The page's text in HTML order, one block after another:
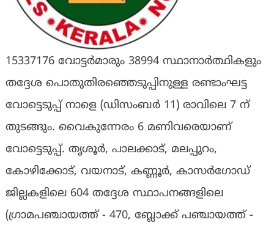
15337176 വോട്ടർമാരും 38994 സ്ഥാനാർത്ഥികളും
തദ്ദേശ പൊതുതിരഞ്ഞെടുപ്പിനുള്ള രണ്ടാംഘട്ട
വോട്ടെടുപ്പ് നാളെ (ഡിസംബർ 11) രാവിലെ 7 ന്
തുടങ്ങും. വൈകുന്നേരം 6 മണിവരെയാണ്
വോട്ടെടുപ്പ്. തൃശൂർ, പാലക്കാട്, മലപ്പുറം,
കോഴിക്കോട്, വയനാട്, കണ്ണൂർ, കാസർഗോഡ്
ജില്ലകളിലെ 604 തദ്ദേശ സ്ഥാപനങ്ങളിലെ
(ഗ്രാമപഞ്ചായത്ത് - 470, ബ്ലോക്ക് പഞ്ചായത്ത് -